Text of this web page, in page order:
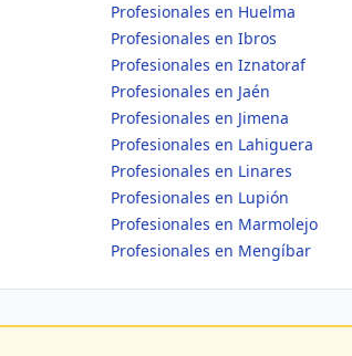
Profesionales en Huelma
Profesionales en Ibros
Profesionales en Iznatoraf
Profesionales en Jaén
Profesionales en Jimena
Profesionales en Lahiguera
Profesionales en Linares
Profesionales en Lupión
Profesionales en Marmolejo
Profesionales en Mengíbar